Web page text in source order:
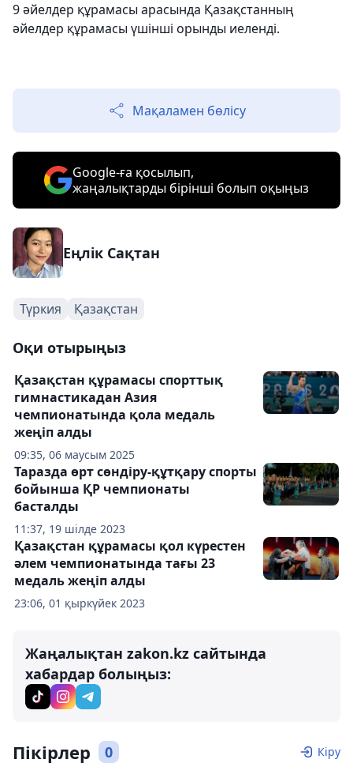
9 әйелдер құрамасы арасында Қазақстанның
әйелдер құрамасы үшінші орынды иеленді.
Мақаламен бөлісу
Google-ға қосылып,
жаңалықтарды бірінші болып оқыңыз
Еңлік Сақтан
Түркия Қазақстан
Оқи отырыңыз
09:35, 06 маусым 2025
Қазақстан құрамасы спорттық
гимнастикадан Азия
чемпионатында қола медаль
жеңіп алды
11:37, 19 шілде 2023
Таразда өрт сөндіру-құтқару спорты
бойынша ҚР чемпионаты
басталды
23:06, 01 қыркүйек 2023
Қазақстан құрамасы қол күрестен
әлем чемпионатында тағы 23
медаль жеңіп алды
Жаңалықтан zakon.kz сайтында
хабардар болыңыз:
Пікірлер 0 Кіру